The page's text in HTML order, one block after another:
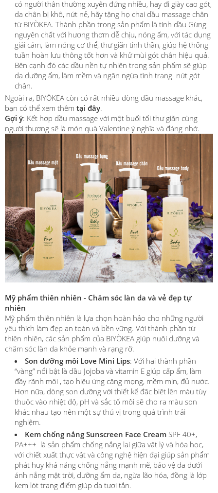
có người thân thường xuyên đứng nhiều, hay đi giày cao gót,
da chân bị khô, nứt nẻ, hãy tặng họ chai dầu massage chân
từ BIYÒKEA. Thành phần trong sản phẩm là tinh dầu Gừng
nguyên chất với hương thơm dễ chịu, nóng ấm, với tác dụng
giải cảm, làm nóng cơ thể, thư giãn tinh thần, giúp hệ thống
tuần hoàn lưu thông tốt hơn và khử mùi gót chân hiệu quả.
Bên cạnh đó các dầu nền tự nhiên trong sản phẩm sẽ giúp
da dưỡng ẩm, làm mềm và ngăn ngừa tình trạng nứt gót
chân.
Ngoài ra, BIYÒKEA còn có rất nhiều dòng dầu massage khác,
bạn có thể xem thêm tại đây.
Gợi ý: Kết hợp dầu massage với một buổi tối thư giãn cùng
người thương sẽ là món quà Valentine ý nghĩa và đáng nhớ.
Mỹ phẩm thiên nhiên - Chăm sóc làn da và vẻ đẹp tự
nhiên
Mỹ phẩm thiên nhiên là lựa chọn hoàn hảo cho những người
yêu thích làm đẹp an toàn và bền vững. Với thành phần từ
thiên nhiên, các sản phẩm của BIYÒKEA giúp nuôi dưỡng và
chăm sóc làn da khỏe mạnh và rạng rỡ.
Son dưỡng môi Love Mini Lips: Với hai thành phần
“vàng” nổi bật là dầu Jojoba và vitamin E giúp cấp ẩm, làm
đầy rãnh môi , tạo hiệu ứng căng mọng, mềm mịn, đủ nước.
Hơn nữa, dòng son dưỡng với thiết kế đặc biệt lên màu tùy
thuộc vào nhiệt độ, pH và sắc tố môi sẽ cho ra màu son
khác nhau tạo nên một sự thú vị trong quá trình trải
nghiệm.
Kem chống nắng Sunscreen Face Cream SPF 40+,
PA+++ là sản phẩm chống nắng lai giữa vật lý và hóa học,
với chiết xuất thực vật và công nghệ hiện đại giúp sản phẩm
phát huy khả năng chống nắng mạnh mẽ, bảo vệ da dưới
ánh nắng mặt trời, dưỡng ẩm da, ngừa lão hóa, đồng là lớp
kem lót trang điểm giúp da tươi tắn.